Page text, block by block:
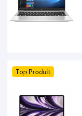
Top Produit